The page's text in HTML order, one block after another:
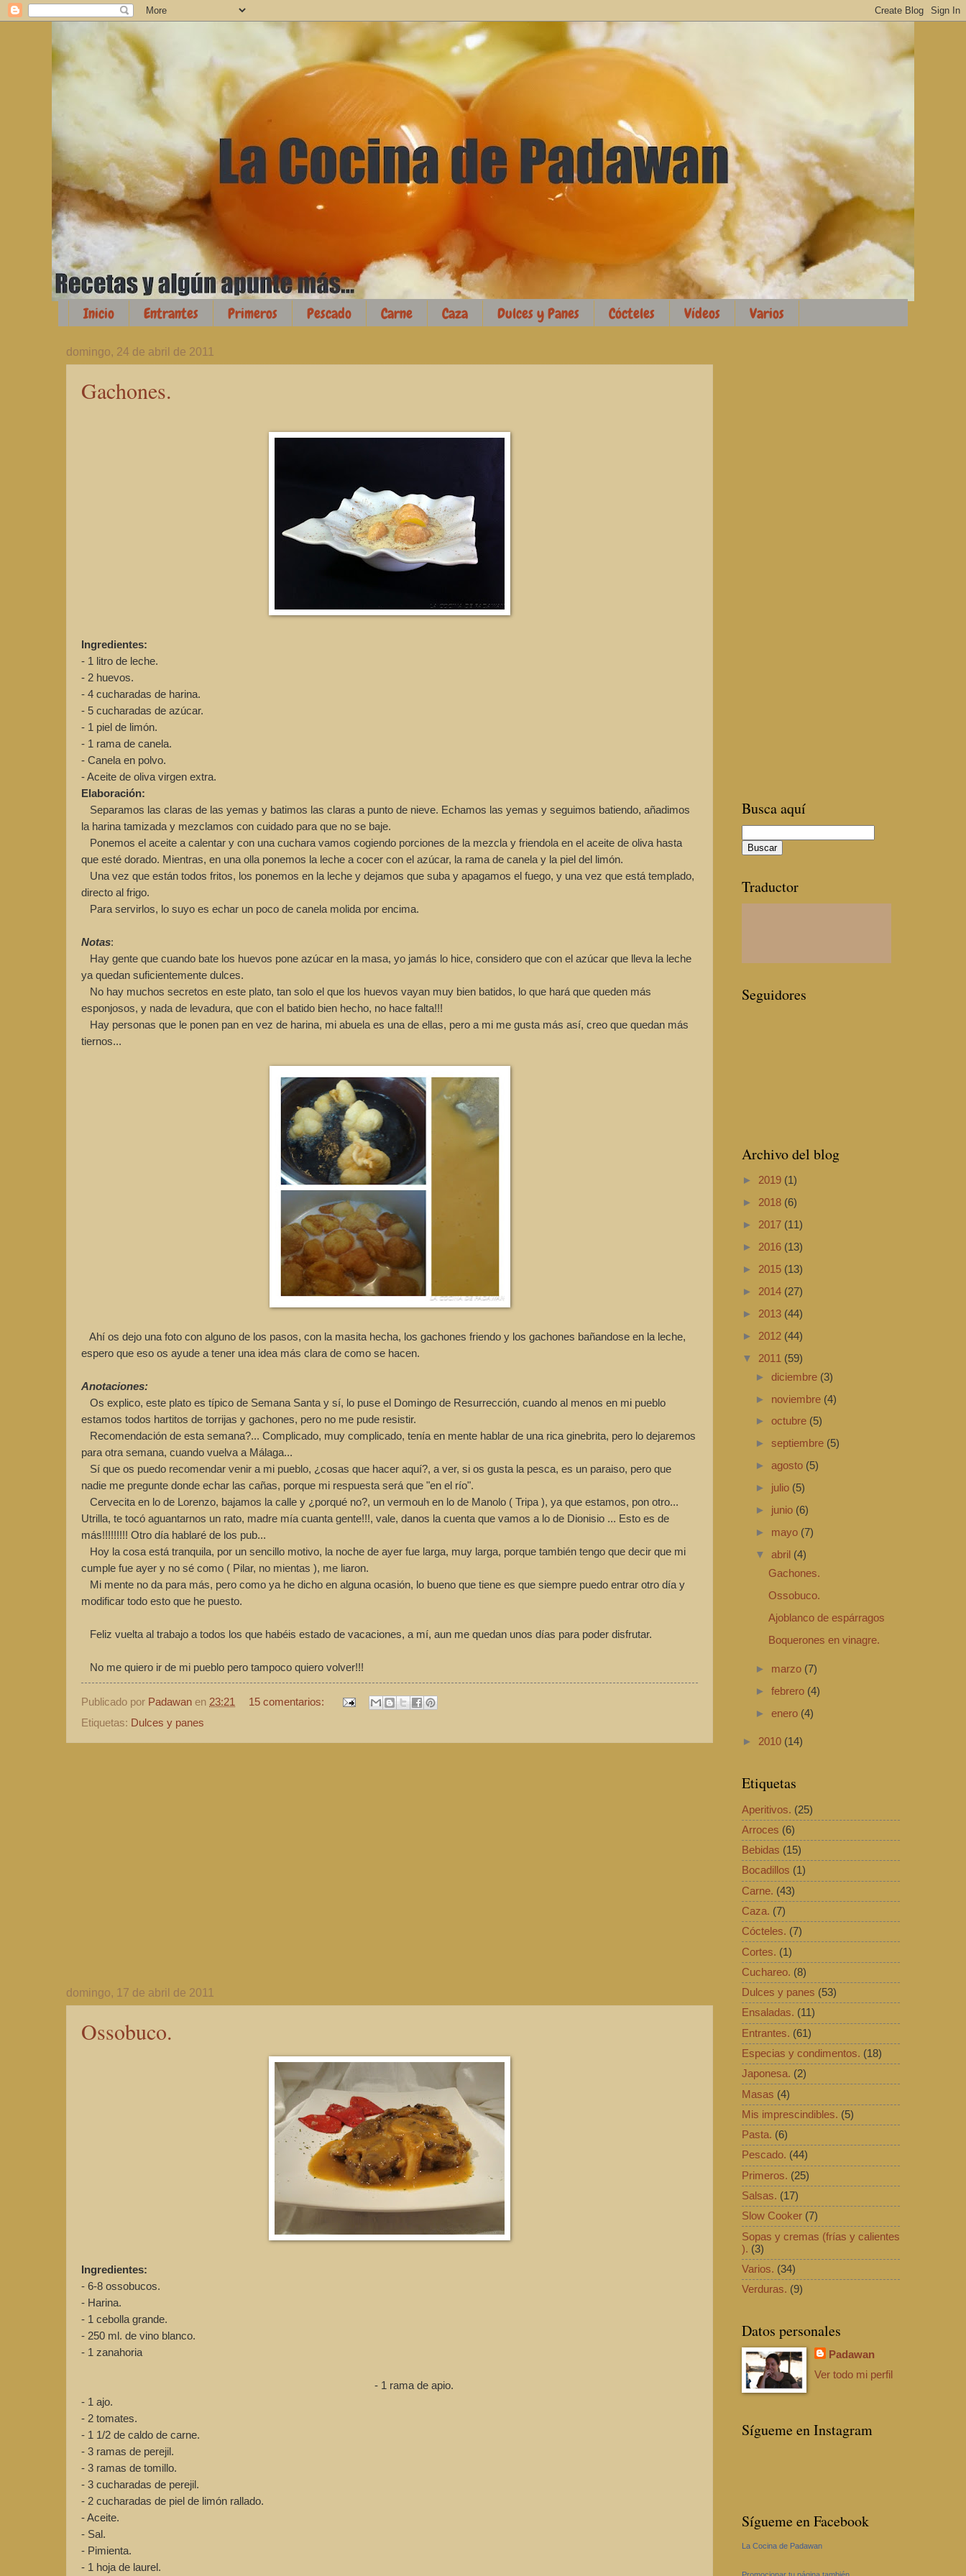
Inicio Entrantes Primeros Pescado Carne Caza Dulces y Panes Cócteles Vídeos Varios
domingo, 24 de abril de 2011
Gachones.
Ingredientes:
- 1 litro de leche.
- 2 huevos.
- 4 cucharadas de harina.
- 5 cucharadas de azúcar.
- 1 piel de limón.
- 1 rama de canela.
- Canela en polvo.
- Aceite de oliva virgen extra.
Elaboración:
Separamos las claras de las yemas y batimos las claras a punto de nieve. Echamos las yemas y seguimos batiendo, añadimos
la harina tamizada y mezclamos con cuidado para que no se baje.
Ponemos el aceite a calentar y con una cuchara vamos cogiendo porciones de la mezcla y friendola en el aceite de oliva hasta
que esté dorado. Mientras, en una olla ponemos la leche a cocer con el azúcar, la rama de canela y la piel del limón.
Una vez que están todos fritos, los ponemos en la leche y dejamos que suba y apagamos el fuego, y una vez que está templado,
directo al frigo.
Para servirlos, lo suyo es echar un poco de canela molida por encima.
Notas:
Hay gente que cuando bate los huevos pone azúcar en la masa, yo jamás lo hice, considero que con el azúcar que lleva la leche
ya quedan suficientemente dulces.
No hay muchos secretos en este plato, tan solo el que los huevos vayan muy bien batidos, lo que hará que queden más
esponjosos, y nada de levadura, que con el batido bien hecho, no hace falta!!!
Hay personas que le ponen pan en vez de harina, mi abuela es una de ellas, pero a mi me gusta más así, creo que quedan más
tiernos...
Ahí os dejo una foto con alguno de los pasos, con la masita hecha, los gachones friendo y los gachones bañandose en la leche,
espero que eso os ayude a tener una idea más clara de como se hacen.
Anotaciones:
Os explico, este plato es típico de Semana Santa y sí, lo puse el Domingo de Resurrección, cuando al menos en mi pueblo
estamos todos hartitos de torrijas y gachones, pero no me pude resistir.
Recomendación de esta semana?... Complicado, muy complicado, tenía en mente hablar de una rica ginebrita, pero lo dejaremos
para otra semana, cuando vuelva a Málaga...
Sí que os puedo recomendar venir a mi pueblo, ¿cosas que hacer aquí?, a ver, si os gusta la pesca, es un paraiso, pero que
nadie me pregunte donde echar las cañas, porque mi respuesta será que "en el río".
Cervecita en lo de Lorenzo, bajamos la calle y ¿porqué no?, un vermouh en lo de Manolo ( Tripa ), ya que estamos, pon otro...
Utrilla, te tocó aguantarnos un rato, madre mía cuanta gente!!!, vale, danos la cuenta que vamos a lo de Dionisio ... Esto es de
más!!!!!!!!! Otro día hablaré de los pub...
Hoy la cosa está tranquila, por un sencillo motivo, la noche de ayer fue larga, muy larga, porque también tengo que decir que mi
cumple fue ayer y no sé como ( Pilar, no mientas ), me liaron.
Mi mente no da para más, pero como ya he dicho en alguna ocasión, lo bueno que tiene es que siempre puedo entrar otro día y
modificar todo esto que he puesto.
Feliz vuelta al trabajo a todos los que habéis estado de vacaciones, a mí, aun me quedan unos días para poder disfrutar.
No me quiero ir de mi pueblo pero tampoco quiero volver!!!
Publicado por Padawan en 23:21
15 comentarios:
Etiquetas: Dulces y panes
domingo, 17 de abril de 2011
Ossobuco.
Ingredientes:
- 6-8 ossobucos.
- Harina.
- 1 cebolla grande.
- 250 ml. de vino blanco.
- 1 zanahoria
- 1 rama de apio.
- 1 ajo.
- 2 tomates.
- 1 1/2 de caldo de carne.
- 3 ramas de perejil.
- 3 ramas de tomillo.
- 3 cucharadas de perejil.
- 2 cucharadas de piel de limón rallado.
- Aceite.
- Sal.
- Pimienta.
- 1 hoja de laurel.
Busca aquí
Traductor
Seguidores
Archivo del blog
► 2019 (1)
► 2018 (6)
► 2017 (11)
► 2016 (13)
► 2015 (13)
► 2014 (27)
► 2013 (44)
► 2012 (44)
▼ 2011 (59)
► diciembre (3)
► noviembre (4)
► octubre (5)
► septiembre (5)
► agosto (5)
► julio (5)
► junio (6)
► mayo (7)
▼ abril (4)
Gachones.
Ossobuco.
Ajoblanco de espárragos
Boquerones en vinagre.
► marzo (7)
► febrero (4)
► enero (4)
► 2010 (14)
Etiquetas
Aperitivos. (25)
Arroces (6)
Bebidas (15)
Bocadillos (1)
Carne. (43)
Caza. (7)
Cócteles. (7)
Cortes. (1)
Cuchareo. (8)
Dulces y panes (53)
Ensaladas. (11)
Entrantes. (61)
Especias y condimentos. (18)
Japonesa. (2)
Masas (4)
Mis imprescindibles. (5)
Pasta. (6)
Pescado. (44)
Primeros. (25)
Salsas. (17)
Slow Cooker (7)
Sopas y cremas (frías y calientes
). (3)
Varios. (34)
Verduras. (9)
Datos personales
Padawan
Ver todo mi perfil
Sígueme en Instagram
Sígueme en Facebook
La Cocina de Padawan
Promocionar tu página también